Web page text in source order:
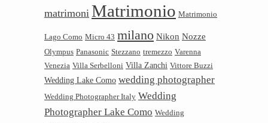
matrimoni Matrimonio Matrimonio
Lago Como Micro 43 milano Nikon Nozze
Olympus Panasonic Stezzano tremezzo Varenna
Venezia Villa Serbelloni Villa Zanchi Vittore Buzzi
Wedding Lake Como wedding photographer
Wedding Photographer Italy Wedding
Photographer Lake Como Wedding